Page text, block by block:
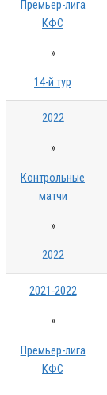
Премьер-лига
КФС
»
14-й тур
2022
»
Контрольные
матчи
»
2022
2021-2022
»
Премьер-лига
КФС